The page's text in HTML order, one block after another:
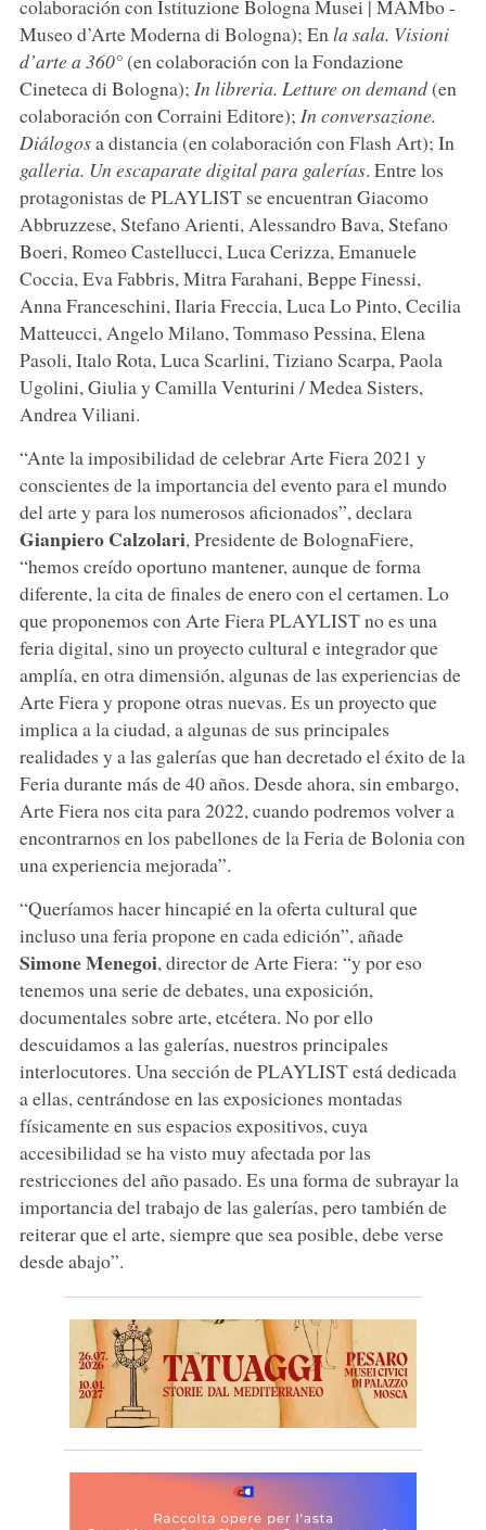
colaboración con Istituzione Bologna Musei | MAMbo -
Museo d’Arte Moderna di Bologna); En la sala. Visioni
d’arte a 360°(en colaboración con la Fondazione
Cineteca di Bologna); In libreria. Letture on demand(en
colaboración con Corraini Editore); In conversazione.
Diálogosa distancia (en colaboración con Flash Art); In
galleria. Un escaparate digital para galerías. Entre los
protagonistas de PLAYLIST se encuentran Giacomo
Abbruzzese, Stefano Arienti, Alessandro Bava, Stefano
Boeri, Romeo Castellucci, Luca Cerizza, Emanuele
Coccia, Eva Fabbris, Mitra Farahani, Beppe Finessi,
Anna Franceschini, Ilaria Freccia, Luca Lo Pinto, Cecilia
Matteucci, Angelo Milano, Tommaso Pessina, Elena
Pasoli, Italo Rota, Luca Scarlini, Tiziano Scarpa, Paola
Ugolini, Giulia y Camilla Venturini / Medea Sisters,
Andrea Viliani.
“Ante la imposibilidad de celebrar Arte Fiera 2021 y
conscientes de la importancia del evento para el mundo
del arte y para los numerosos aficionados”, declara
Gianpiero Calzolari, Presidente de BolognaFiere,
“hemos creído oportuno mantener, aunque de forma
diferente, la cita de finales de enero con el certamen. Lo
que proponemos con Arte Fiera PLAYLIST no es una
feria digital, sino un proyecto cultural e integrador que
amplía, en otra dimensión, algunas de las experiencias de
Arte Fiera y propone otras nuevas. Es un proyecto que
implica a la ciudad, a algunas de sus principales
realidades y a las galerías que han decretado el éxito de la
Feria durante más de 40 años. Desde ahora, sin embargo,
Arte Fiera nos cita para 2022, cuando podremos volver a
encontrarnos en los pabellones de la Feria de Bolonia con
una experiencia mejorada”.
“Queríamos hacer hincapié en la oferta cultural que
incluso una feria propone en cada edición”, añade
Simone Menegoi, director de Arte Fiera: “y por eso
tenemos una serie de debates, una exposición,
documentales sobre arte, etcétera. No por ello
descuidamos a las galerías, nuestros principales
interlocutores. Una sección de PLAYLIST está dedicada
a ellas, centrándose en las exposiciones montadas
físicamente en sus espacios expositivos, cuya
accesibilidad se ha visto muy afectada por las
restricciones del año pasado. Es una forma de subrayar la
importancia del trabajo de las galerías, pero también de
reiterar que el arte, siempre que sea posible, debe verse
desde abajo”.